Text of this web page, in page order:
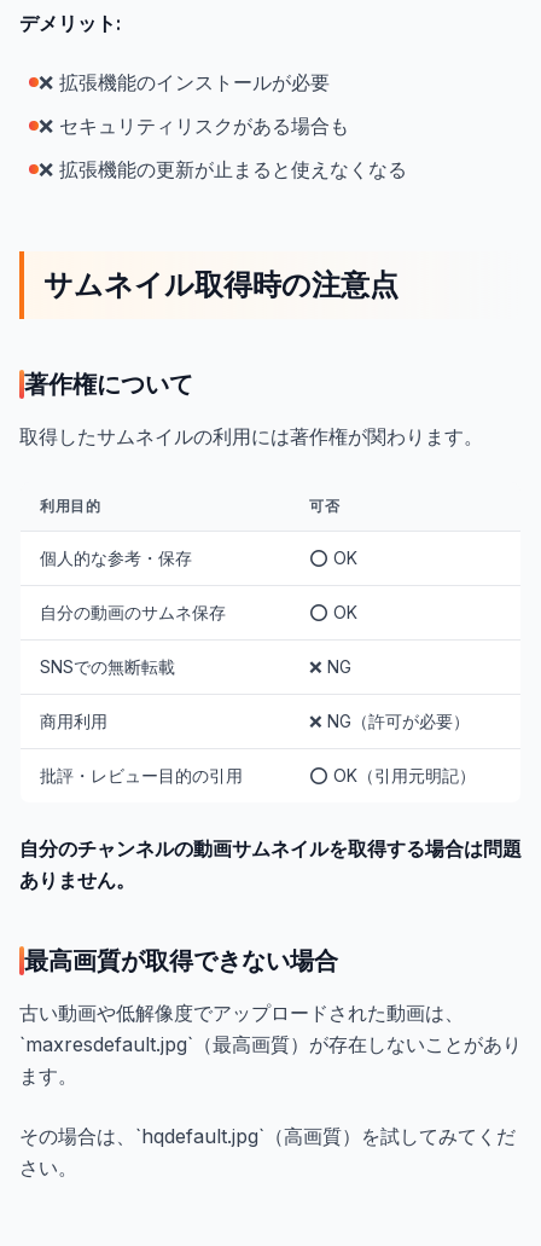
デメリット:
❌ 拡張機能のインストールが必要
❌ セキュリティリスクがある場合も
❌ 拡張機能の更新が止まると使えなくなる
サムネイル取得時の注意点
著作権について
取得したサムネイルの利用には著作権が関わります。
利用目的 可否
個人的な参考・保存 ⭕ OK
自分の動画のサムネ保存 ⭕ OK
SNSでの無断転載 ❌ NG
商用利用 ❌ NG（許可が必要）
批評・レビュー目的の引用 ⭕ OK（引用元明記）
自分のチャンネルの動画サムネイルを取得する場合は問題
ありません。
最高画質が取得できない場合
古い動画や低解像度でアップロードされた動画は、
`maxresdefault.jpg`（最高画質）が存在しないことがあり
ます。
その場合は、`hqdefault.jpg`（高画質）を試してみてくだ
さい。